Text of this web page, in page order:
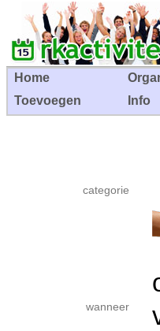
Home
Toevoegen
Info
categorie
wanneer